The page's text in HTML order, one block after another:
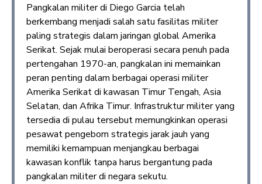
Pangkalan militer di Diego Garcia telah
berkembang menjadi salah satu fasilitas militer
paling strategis dalam jaringan global Amerika
Serikat. Sejak mulai beroperasi secara penuh pada
pertengahan 1970-an, pangkalan ini memainkan
peran penting dalam berbagai operasi militer
Amerika Serikat di kawasan Timur Tengah, Asia
Selatan, dan Afrika Timur. Infrastruktur militer yang
tersedia di pulau tersebut memungkinkan operasi
pesawat pengebom strategis jarak jauh yang
memiliki kemampuan menjangkau berbagai
kawasan konflik tanpa harus bergantung pada
pangkalan militer di negara sekutu.